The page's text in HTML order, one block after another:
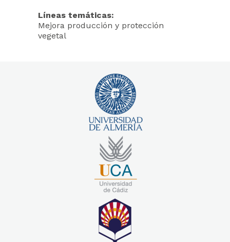
Líneas temáticas:
Mejora producción y protección
vegetal